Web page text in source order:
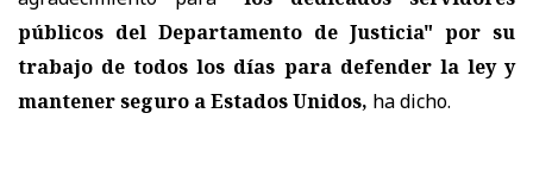
públicos del Departamento de Justicia" por su
trabajo de todos los días para defender la ley y
mantener seguro a Estados Unidos, ha dicho.